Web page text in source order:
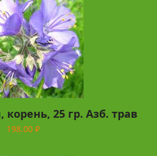
25 гр. Азб. трав
198.00 ₽